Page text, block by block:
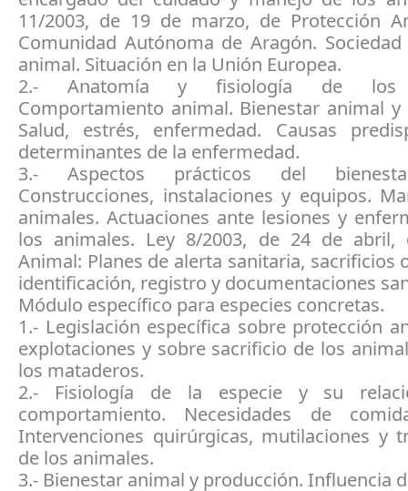
11/2003, de 19 de marzo, de Protección
Comunidad Autónoma de Aragón.
animal. Situación en la Unión Europea.
2.- Anatomía y fisiología de los
Comportamiento animal. Bienestar animal y
Salud, estrés, enfermedad. Causas
determinantes de la enfermedad.
3.- Aspectos prácticos del
Construcciones, instalaciones y equipos.
animales. Actuaciones ante lesiones y
los animales. Ley 8/2003, de 24 de abril,
Animal: Planes de alerta sanitaria, sacrificios
identificación, registro y documentaciones
Módulo específico para especies concretas.
1.- Legislación específica sobre protección
explotaciones y sobre sacrificio de los
los mataderos.
2.- Fisiología de la especie y su
comportamiento. Necesidades de
Intervenciones quirúrgicas, mutilaciones y
de los animales.
3.- Bienestar animal y producción. Influencia